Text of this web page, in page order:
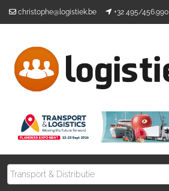
christophe@logistiek.be +32 495/456.990